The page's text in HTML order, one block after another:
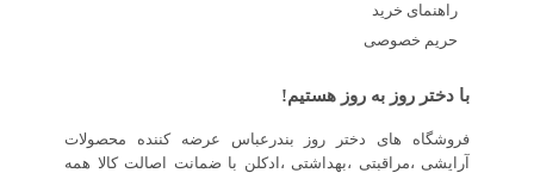
راهنمای خرید
حریم خصوصی
با دختر روز به روز هستیم!
فروشگاه های دختر روز بندرعباس عرضه کننده محصولات
آرایشی ،مراقبتی ،بهداشتی ،ادکلن با ضمانت اصالت کالا همه